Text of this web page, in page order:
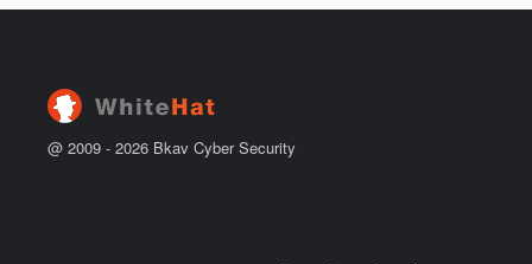
@ 2009 - 2026 Bkav Cyber Security